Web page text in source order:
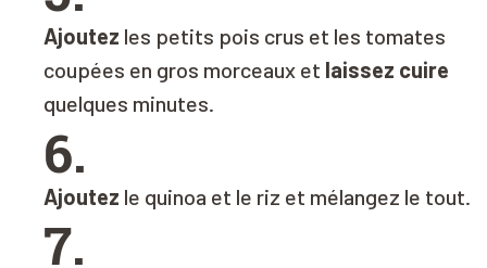
Ajoutez les petits pois crus et les tomates
coupées en gros morceaux et laissez cuire
quelques minutes.
6.
Ajoutez le quinoa et le riz et mélangez le tout.
7.